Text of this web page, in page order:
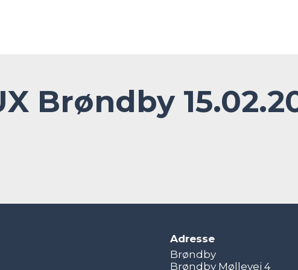
Brøndby
Adresse
Brøndby
Brøndby Møllevej 4